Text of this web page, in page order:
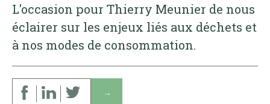
L'occasion pour Thierry Meunier de nous
éclairer sur les enjeux liés aux déchets et
à nos modes de consommation.
↓